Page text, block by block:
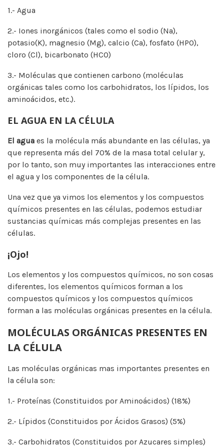
1.- Agua
2.- Iones inorgánicos (tales como el sodio (Na),
potasio(K), magnesio (Mg), calcio (Ca), fosfato (HPO),
cloro (Cl), bicarbonato (HCO)
3.- Moléculas que contienen carbono (moléculas
orgánicas tales como los carbohidratos, los lípidos, los
aminoácidos, etc.).
EL AGUA EN LA CÉLULA
El agua es la molécula más abundante en las células, ya
que representa más del 70% de la masa total celular y,
por lo tanto, son muy importantes las interacciones entre
el agua y los componentes de la célula.
Una vez que ya vimos los elementos y los compuestos
químicos presentes en las células, podemos estudiar
sustancias químicas más complejas presentes en las
células.
¡Ojo!
Los elementos y los compuestos químicos, no son cosas
diferentes, los elementos químicos forman a los
compuestos químicos y los compuestos químicos
forman a las moléculas orgánicas presentes en la célula.
MOLÉCULAS ORGÁNICAS PRESENTES EN
LA CÉLULA
Las moléculas orgánicas mas importantes presentes en
la célula son:
1.- Proteínas (Constituidos por Aminoácidos) (18%)
2.- Lípidos (Constituidos por Ácidos Grasos) (5%)
3.- Carbohidratos (Constituidos por Azucares simples)